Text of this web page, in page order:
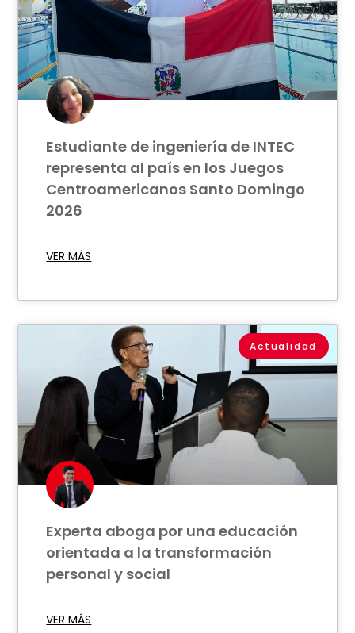
Estudiante de ingeniería de INTEC
representa al país en los Juegos
Centroamericanos Santo Domingo
2026
VER MÁS
Actualidad
Experta aboga por una educación
orientada a la transformación
personal y social
VER MÁS